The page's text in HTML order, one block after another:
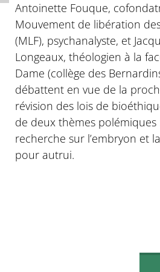
Antoinette Fouque,
Mouvement de libération
(MLF), psychanalyste, et
Longeaux, théologien à la
Dame (collège des
débattent en vue de la
révision des lois de
de deux thèmes polémiques
recherche sur l’embryon et
pour autrui.